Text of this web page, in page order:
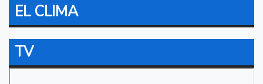
EL CLIMA
TV